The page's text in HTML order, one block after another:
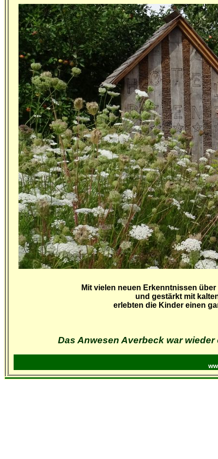
Mit vielen neuen Erkenntnissen
und gestärkt mit
erlebten die Kinder einen
Das Anwesen Averbeck war